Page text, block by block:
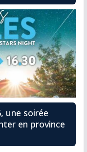
une soirée
en province